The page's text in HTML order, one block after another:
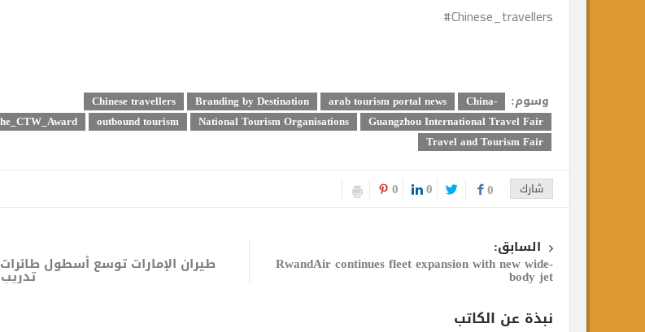
Chinese_travellers#
arab tourism portal news
Branding by Destination
Chinese travellers
Guangzhou International Travel Fair
National Tourism Organisations
outbound tourism
The_CTW_Award#
Travel and Tourism Fair
0
0
0
السابق:
RwandAir continues fleet expansion with new wide- طيران الإمارات توسع أسطول طائرات أكاديمية
تدريب الطيارين
نبذة عن الكاتب